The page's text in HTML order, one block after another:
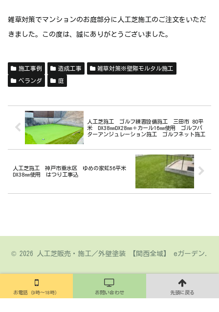
雑草対策でマンションのお庭部分に人工芝施工のご注文をいただ
きました。この度は、誠にありがとうございました。
施工事例 造成工事 雑草対策※壁際モルタル施工
ベランダ 庭
人工芝施工 ゴルフ練習設備施工 三田市 80平
米 DX38㎜DX28㎜＋カール16㎜使用 ゴルフパ
ターアンジュレーション施工 ゴルフネット施工
人工芝施工 神戸市垂水区 ゆめの家虹56平米
DX38㎜使用 はつり工事込
© 2026 人工芝販売・施工／外壁塗装 【関西全域】 eガーデン.
お電話（9時～18時） お問い合わせ 先頭に戻る